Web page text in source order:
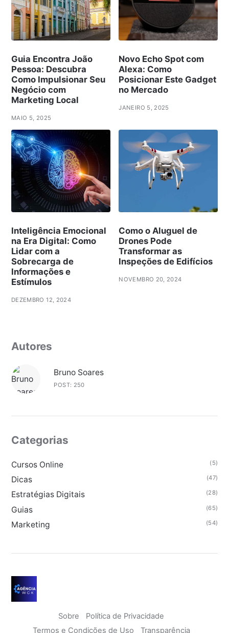
Guia Encontra João
Pessoa: Descubra
Como Impulsionar Seu
Negócio com
Marketing Local
MAIO 5, 2025
Novo Echo Spot com
Alexa: Como
Posicionar Este Gadget
no Mercado
JANEIRO 5, 2025
Inteligência Emocional
na Era Digital: Como
Lidar com a
Sobrecarga de
Informações e
Estímulos
DEZEMBRO 12, 2024
Como o Aluguel de
Drones Pode
Transformar as
Inspeções de Edifícios
NOVEMBRO 20, 2024
Autores
Bruno Soares
POST: 250
Categorias
Cursos Online (5)
Dicas (47)
Estratégias Digitais (28)
Guias (65)
Marketing (54)
Sobre
Política de Privacidade
Termos e Condições de Uso
Transparência